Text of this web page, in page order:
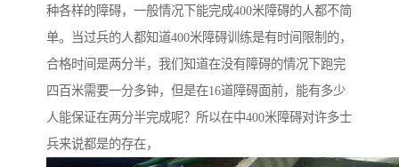
种各样的障碍，一般情况下能完成400米障碍的人都不简
单。当过兵的人都知道400米障碍训练是有时间限制的，
合格时间是两分半，我们知道在没有障碍的情况下跑完
四百米需要一分多钟，但是在16道障碍面前，能有多少
人能保证在两分半完成呢？所以在中400米障碍对许多士
兵来说都是的存在，